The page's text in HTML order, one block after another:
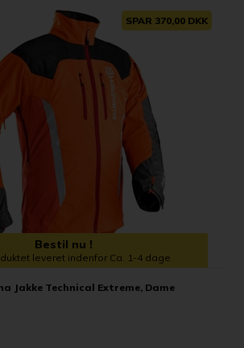
SPAR 370,00 DKK
Bestil nu !
leveret indenfor Ca. 1-4 dage
Jakke Technical Extreme, Dame